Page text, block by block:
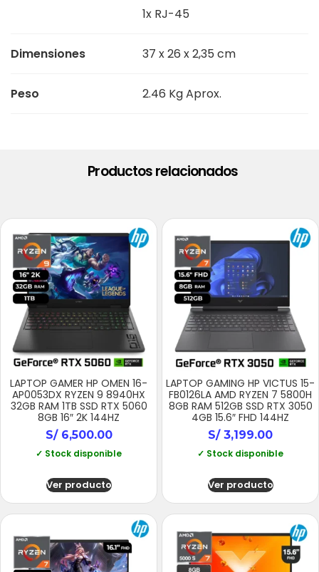
1x RJ-45
Dimensiones 37 x 26 x 2,35 cm
Peso 2.46 Kg Aprox.
Productos relacionados
LAPTOP GAMER HP OMEN 16-
AP0053DX RYZEN 9 8940HX
32GB RAM 1TB SSD RTX 5060
8GB 16″ 2K 144HZ
S/6,500.00
✓ Stock disponible
Ver producto
LAPTOP GAMING HP VICTUS 15-
FB0126LA AMD RYZEN 7 5800H
8GB RAM 512GB SSD RTX 3050
4GB 15.6″ FHD 144HZ
S/3,199.00
✓ Stock disponible
Ver producto